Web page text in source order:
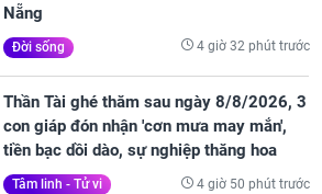
Nẵng
Đời sống 4 giờ 32 phút trước
Thần Tài ghé thăm sau ngày 8/8/2026, 3
con giáp đón nhận 'cơn mưa may mắn',
tiền bạc dồi dào, sự nghiệp thăng hoa
Tâm linh - Tử vi 4 giờ 50 phút trước